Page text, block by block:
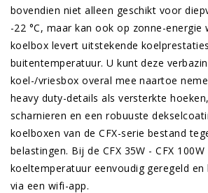
bovendien niet alleen geschikt voor
-22 °C, maar kan ook op zonne-energie
koelbox levert uitstekende
buitentemperatuur. U kunt deze
koel-/vriesbox overal mee naartoe
heavy duty-details als versterkte
scharnieren en een robuuste
koelboxen van de CFX-serie bestand
belastingen. Bij de CFX 35W - CFX
koeltemperatuur eenvoudig geregeld en
via een wifi-app.